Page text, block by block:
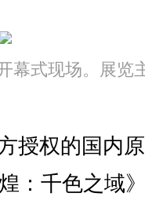
幕式现场。展览
权的国内
：千色之域